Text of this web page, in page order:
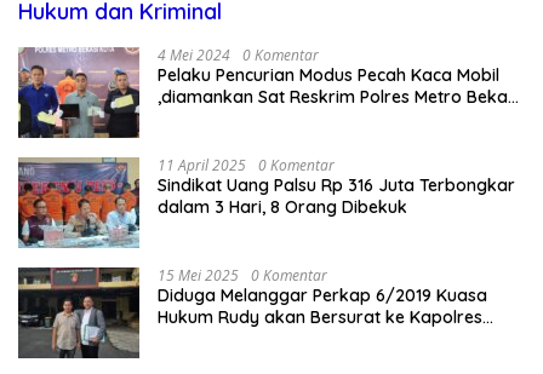
Hukum dan Kriminal
4 Mei 2024 0 Komentar
Pelaku Pencurian Modus Pecah Kaca Mobil
,diamankan Sat Reskrim Polres Metro Bekasi
11 April 2025 0 Komentar
Sindikat Uang Palsu Rp 316 Juta Terbongkar
dalam 3 Hari, 8 Orang Dibekuk
15 Mei 2025 0 Komentar
Diduga Melanggar Perkap 6/2019 Kuasa
Hukum Rudy akan Bersurat ke Kapolres